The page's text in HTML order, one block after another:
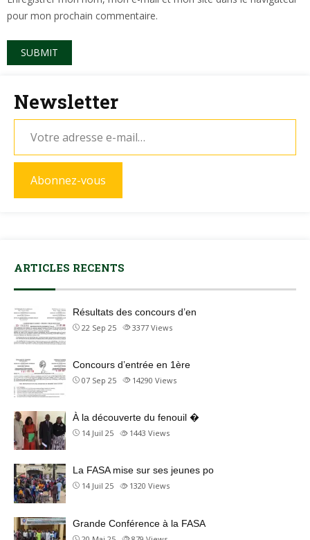
pour mon prochain commentaire.
Newsletter
Abonnez-vous
ARTICLES RECENTS
Résultats des concours d’en
22 Sep 25 3377 Views
Concours d’entrée en 1ère
07 Sep 25 14290 Views
À la découverte du fenouil �
14 Juil 25 1443 Views
La FASA mise sur ses jeunes po
14 Juil 25 1320 Views
Grande Conférence à la FASA